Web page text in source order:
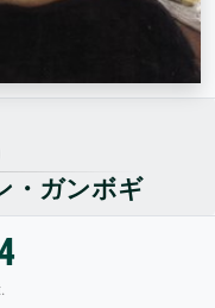
・ガンボギ